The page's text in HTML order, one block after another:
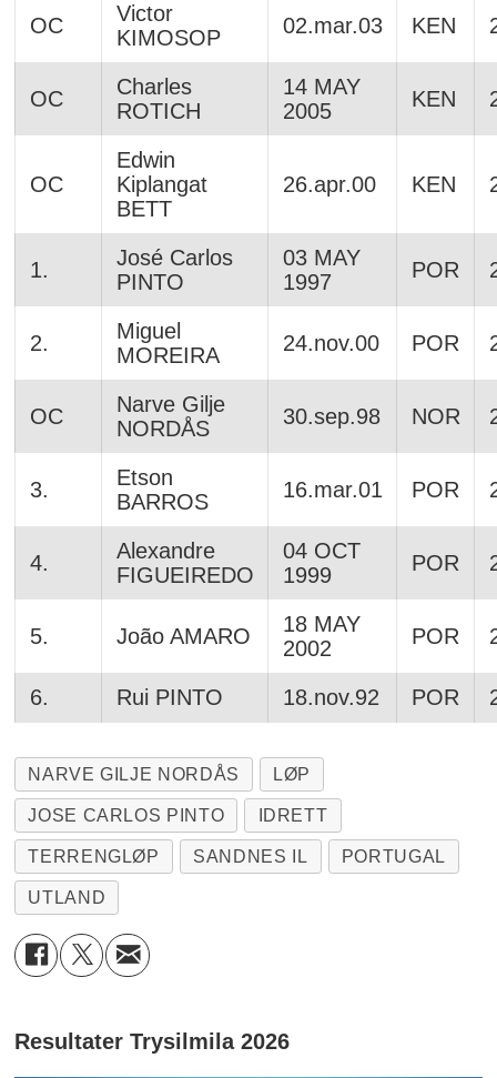
OC
Victor
KIMOSOP
02.mar.03 KEN
OC
Charles
ROTICH
14 MAY
2005
KEN
OC
Edwin
Kiplangat
BETT
26.apr.00 KEN
1.
José Carlos
PINTO
03 MAY
1997
POR
2.
Miguel
MOREIRA
24.nov.00 POR
OC
Narve Gilje
NORDÅS
30.sep.98 NOR
3.
Etson
BARROS
16.mar.01 POR
4.
Alexandre
FIGUEIREDO
04 OCT
1999
POR
5. João AMARO
18 MAY
2002
POR
6. Rui PINTO 18.nov.92 POR
NARVE GILJE NORDÅS LØP
JOSE CARLOS PINTO IDRETT
TERRENGLØP SANDNES IL PORTUGAL
UTLAND
Resultater Trysilmila 2026